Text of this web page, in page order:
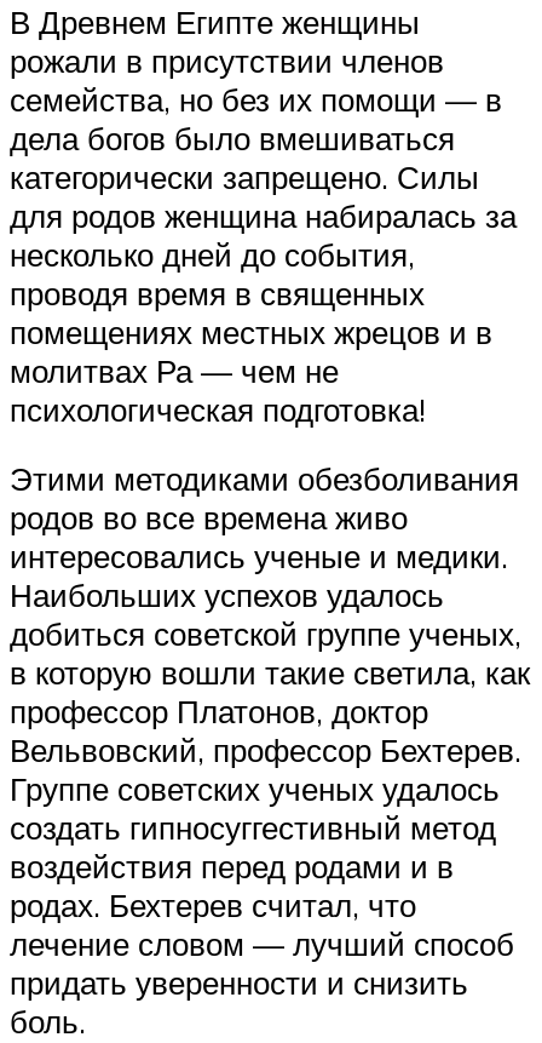
В Древнем Египте женщины
рожали в присутствии членов
семейства, но без их помощи — в
дела богов было вмешиваться
категорически запрещено. Силы
для родов женщина набиралась за
несколько дней до события,
проводя время в священных
помещениях местных жрецов и в
молитвах Ра — чем не
психологическая подготовка!
Этими методиками обезболивания
родов во все времена живо
интересовались ученые и медики.
Наибольших успехов удалось
добиться советской группе ученых,
в которую вошли такие светила, как
профессор Платонов, доктор
Вельвовский, профессор Бехтерев.
Группе советских ученых удалось
создать гипносуггестивный метод
воздействия перед родами и в
родах. Бехтерев считал, что
лечение словом — лучший способ
придать уверенности и снизить
боль.